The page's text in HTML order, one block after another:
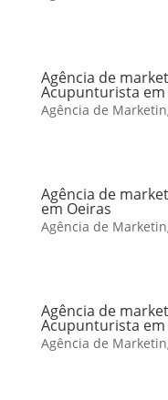
Agência de
Acupunturista
Agência de
Agência de
em Oeiras
Agência de
Agência de
Acupunturista
Agência de